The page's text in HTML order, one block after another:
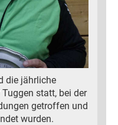
die jährliche
statt, bei der
getroffen und
wurden.